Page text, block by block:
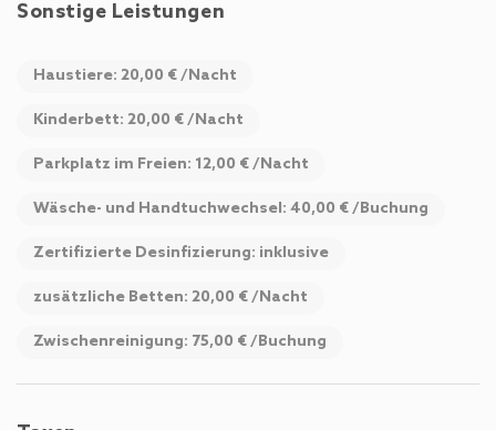
Sonstige Leistungen
Haustiere: 20,00 € /Nacht
Kinderbett: 20,00 € /Nacht
Parkplatz im Freien: 12,00 € /Nacht
Wäsche- und Handtuchwechsel: 40,00 € /Buchung
Zertifizierte Desinfizierung: inklusive
zusätzliche Betten: 20,00 € /Nacht
Zwischenreinigung: 75,00 € /Buchung